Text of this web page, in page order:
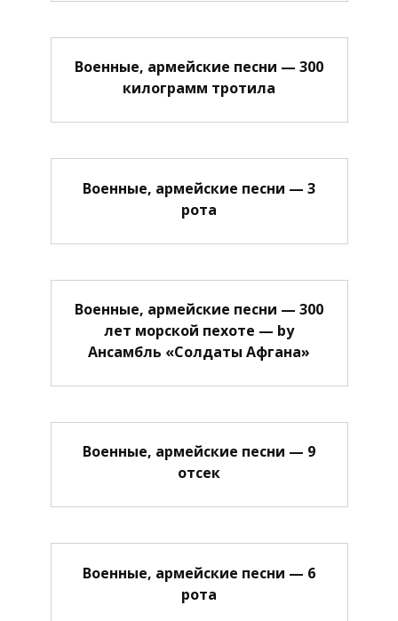
Военные, армейские песни — 300
килограмм тротила
Военные, армейские песни — 3
рота
Военные, армейские песни — 300
лет морской пехоте — by
Ансамбль «Солдаты Афгана»
Военные, армейские песни — 9
отсек
Военные, армейские песни — 6
рота